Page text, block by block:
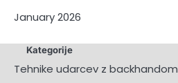
January 2026
Kategorije
Tehnike udarcev z backhandom